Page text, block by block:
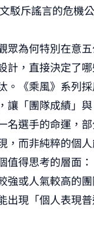
駁斥謠言的危機
眾為何特別在意
計，直接決定了
。《乘風》系列
讓「團隊成績」與
名選手的命運，
，而非純粹的個人
值得思考的層面：
強或人氣較高的
出現「個人表現